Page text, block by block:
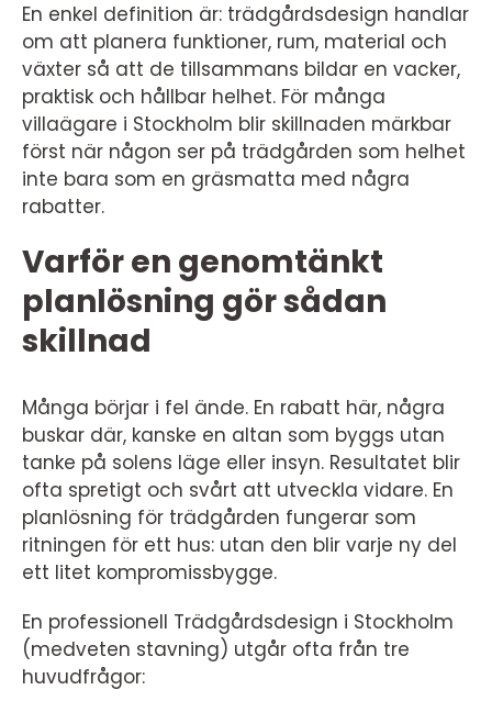
En enkel definition är: trädgårdsdesign handlar
om att planera funktioner, rum, material och
växter så att de tillsammans bildar en vacker,
praktisk och hållbar helhet. För många
villaägare i Stockholm blir skillnaden märkbar
först när någon ser på trädgården som helhet
inte bara som en gräsmatta med några
rabatter.
Varför en genomtänkt
planlösning gör sådan
skillnad
Många börjar i fel ände. En rabatt här, några
buskar där, kanske en altan som byggs utan
tanke på solens läge eller insyn. Resultatet blir
ofta spretigt och svårt att utveckla vidare. En
planlösning för trädgården fungerar som
ritningen för ett hus: utan den blir varje ny del
ett litet kompromissbygge.
En professionell Trädgårdsdesign i Stockholm
(medveten stavning) utgår ofta från tre
huvudfrågor: